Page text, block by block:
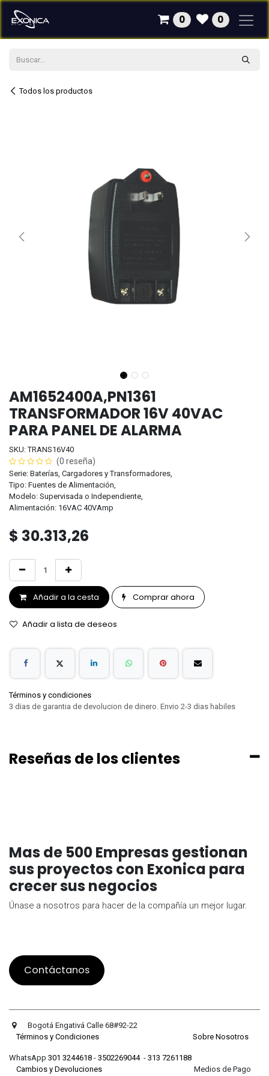
Ir al contenido
0 0
Todos los productos
AM1652400A,PN1361
TRANSFORMADOR 16V 40VAC
PARA PANEL DE ALARMA
SKU: TRANS16V40
(0 reseña)
Serie: Baterías, Cargadores y Transformadores,
Tipo: Fuentes de Alimentación,
Modelo: Supervisada o Independiente,
Alimentación: 16VAC 40VAmp
$ 30.313,26
Añadir a la cesta Comprar ahora
Añadir a lista de deseos
Términos y condiciones
3 dias de garantia de devolucion de dinero. Envio 2-3 dias habiles
Reseñas de los clientes
Mas de 500 Empresas gestionan
sus proyectos con Exonica para
crecer sus negocios
Únase a nosotros para hacer de la compañía un mejor lugar.
Contáctanos
Bogotá Engativá Calle 68#92-22
Términos y Condiciones
Sobre Nosotros
WhatsApp 301 3244618 - 3502269044- 313 7261188
Cambios y Devoluciones Medios de Pago